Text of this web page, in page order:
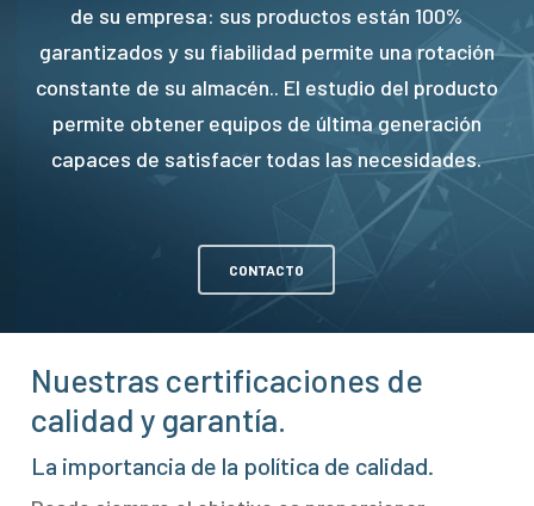
de su empresa: sus productos están 100%
garantizados y su fiabilidad permite una rotación
constante de su almacén.. El estudio del producto
permite obtener equipos de última generación
capaces de satisfacer todas las necesidades.
CONTACTO
Nuestras certificaciones de
calidad y garantía.
La importancia de la política de calidad.